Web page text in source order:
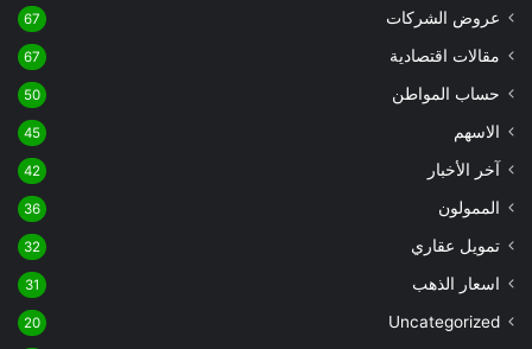
عروض الشركات 67
مقالات اقتصادية 67
حساب المواطن 50
الاسهم 45
آخر الأخبار 42
الممولون 36
تمويل عقاري 32
اسعار الذهب 31
Uncategorized
20